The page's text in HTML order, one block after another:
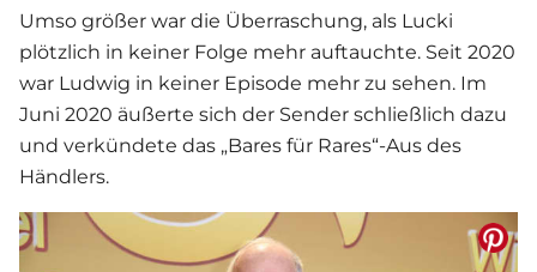
Umso größer war die Überraschung, als Lucki
plötzlich in keiner Folge mehr auftauchte. Seit 2020
war Ludwig in keiner Episode mehr zu sehen. Im
Juni 2020 äußerte sich der Sender schließlich dazu
und verkündete das „Bares für Rares“-Aus des
Händlers.